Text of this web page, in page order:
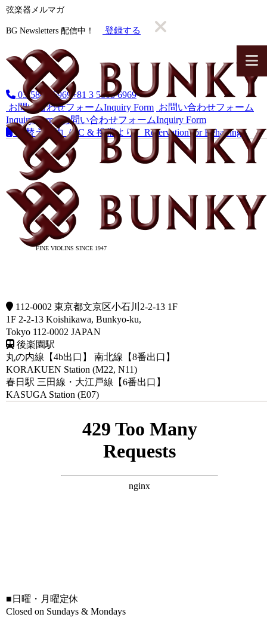
弦楽器メルマガ
BG Newsletters 配信中！ 登録する
FINE VIOLINS SINCE 1947
■ 日曜・月曜定休
Closed on Sundays & Mondays
112-0002 東京都文京区小石川2-2-13 1F
1F 2-2-13 Koishikawa, Bunkyo-ku,
Tokyo 112-0002 JAPAN
後楽園駅
丸の内線【4b出口】 南北線【8番出口】
KORAKUEN Station (M22, N11)
春日駅 三田線・大江戸線【6番出口】
KASUGA Station (E07)
03-5803-6969+81 3 5803 6969
お問い合わせフォームInquiry Form お問い合わせフォーム
Inquiry Form お問い合わせフォームInquiry Form
毛替え予約（PC & 携帯より） Reservation for Rehairing